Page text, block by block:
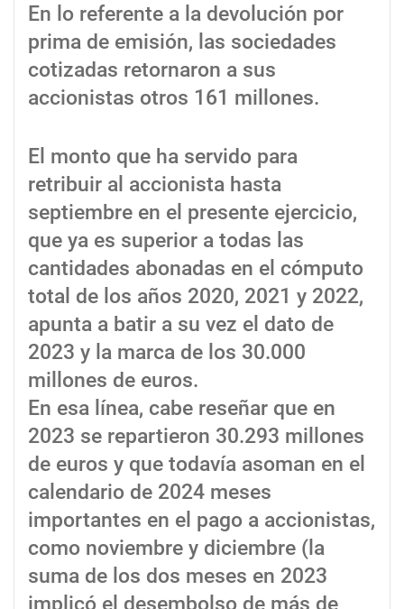
En lo referente a la devolución por
prima de emisión, las sociedades
cotizadas retornaron a sus
accionistas otros 161 millones.
El monto que ha servido para
retribuir al accionista hasta
septiembre en el presente ejercicio,
que ya es superior a todas las
cantidades abonadas en el cómputo
total de los años 2020, 2021 y 2022,
apunta a batir a su vez el dato de
2023 y la marca de los 30.000
millones de euros.
En esa línea, cabe reseñar que en
2023 se repartieron 30.293 millones
de euros y que todavía asoman en el
calendario de 2024 meses
importantes en el pago a accionistas,
como noviembre y diciembre (la
suma de los dos meses en 2023